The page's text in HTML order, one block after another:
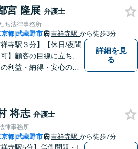
一緒に最善の解決策を
けましょう。【迅速な対
宮 隆展 弁護士
ち法律事務所
都|武蔵野市 吉祥寺駅 から徒歩3分
祥寺駅３分】【休日/夜間
】顧客の目線に立ち、
利益・納得・安心のた
詳細を見
る
将志 弁護士
律事務所
都|武蔵野市 吉祥寺駅 から徒歩7分